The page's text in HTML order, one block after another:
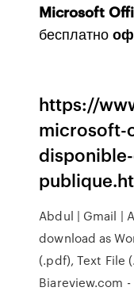
Microsoft
бесплатно
https://
microsoft-
Abdul | Gmail |
download as
(.pdf), Text File
Biareview.com -